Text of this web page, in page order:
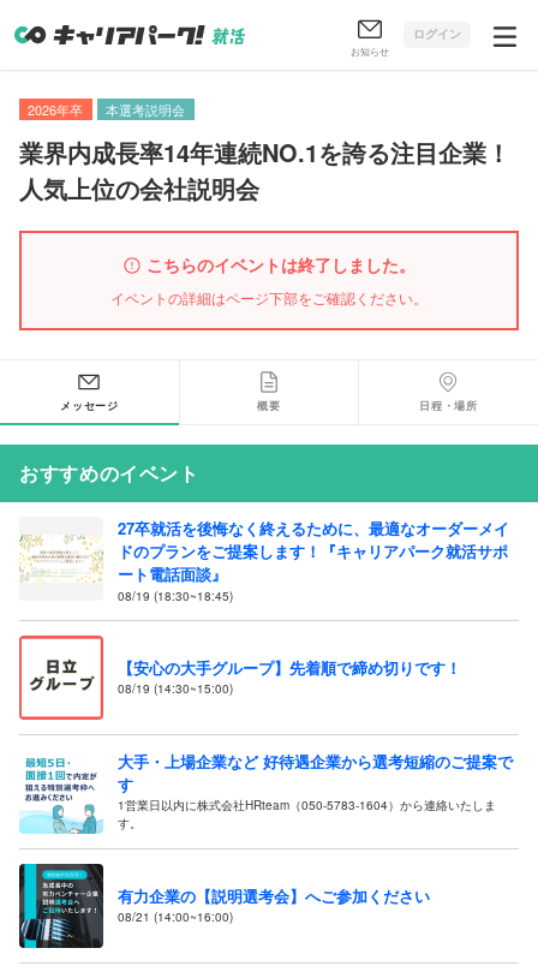
お知らせ
ログイン
2026年卒 本選考説明会
業界内成長率14年連続NO.1を誇る注目企業！
人気上位の会社説明会
こちらのイベントは終了しました。
イベントの詳細はページ下部をご確認ください。
メッセージ 概要 日程・場所
おすすめのイベント
27卒就活を後悔なく終えるために、最適なオーダーメイ
ドのプランをご提案します！『キャリアパーク就活サポ
ート電話面談』
08/19 (18:30~18:45)
【安心の大手グループ】先着順で締め切りです！
08/19 (14:30~15:00)
大手・上場企業など 好待遇企業から選考短縮のご提案で
す
1営業日以内に株式会社HRteam（050-5783-1604）から連絡いたしま
す。
有力企業の【説明選考会】へご参加ください
08/21 (14:00~16:00)